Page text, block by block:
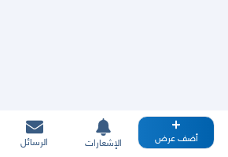
أضف عرض الإشعارات الرسائل